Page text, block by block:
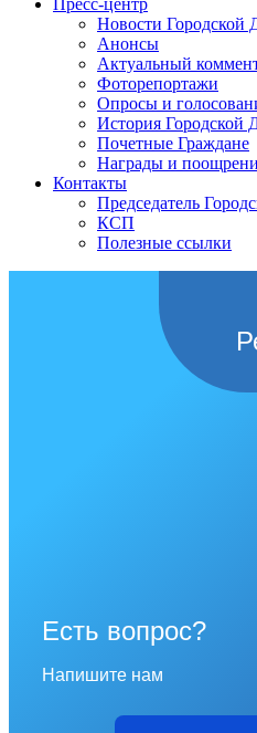
Пресс-центр
Новости Городской
Анонсы
Актуальный
Фоторепортажи
Опросы и
История Городской
Почетные Граждане
Награды и
Контакты
Председатель
КСП
Полезные ссылки
Есть вопрос?
Напишите нам